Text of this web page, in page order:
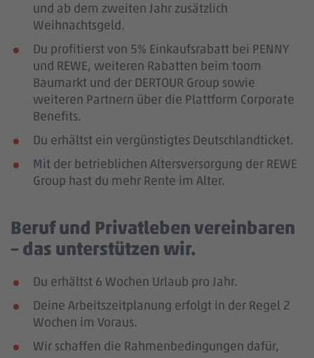
und ab dem zweiten Jahr zusätzlich
Weihnachtsgeld.
Du profitierst von 5% Einkaufsrabatt bei PENNY
und REWE, weiteren Rabatten beim toom
Baumarkt und der DERTOUR Group sowie
weiteren Partnern über die Plattform Corporate
Benefits.
Du erhältst ein vergünstigtes Deutschlandticket.
Mit der betrieblichen Altersversorgung der REWE
Group hast du mehr Rente im Alter.
Beruf und Privatleben vereinbaren
– das unterstützen wir.
Du erhältst 6 Wochen Urlaub pro Jahr.
Deine Arbeitszeitplanung erfolgt in der Regel 2
Wochen im Voraus.
Wir schaffen die Rahmenbedingungen dafür,